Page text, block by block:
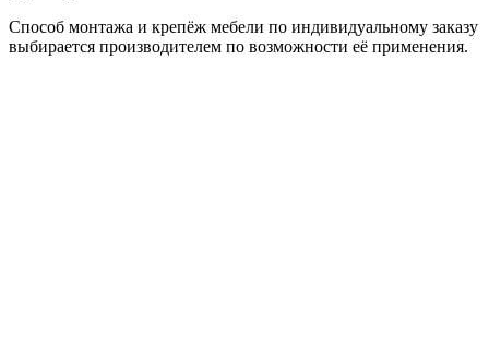
Способ монтажа и крепёж мебели по индивидуальному заказу
выбирается производителем по возможности её применения.